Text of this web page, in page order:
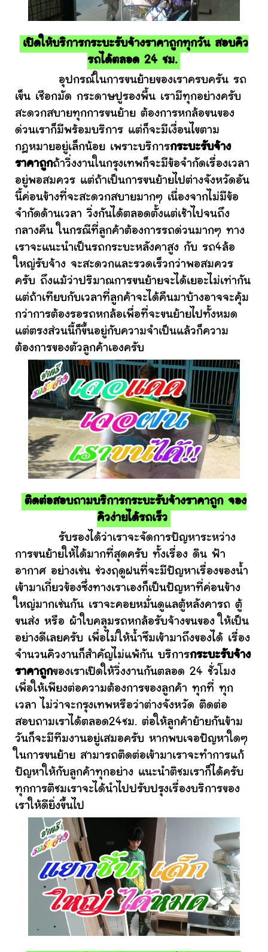
เปิดให้บริการกระบะรับจ้างราคาถูกทุกวัน สอบคิว
รถได้ตลอด 24 ชม.
อุปกรณ์ในการขนย้ายของเราครบครัน รถ
เข็น เชือกมัด กระดาษปูรองพื้น เรามีทุกอย่างครับ
สะดวกสบายทุกการขนย้าย ต้องการหกล้อขนของ
ด่วนเราก็มีพร้อมบริการ แต่ก็จะมีเงื่อนไขตาม
กฎหมายอยู่เล็กน้อย เพราะบริการกระบะรับจ้าง
ราคาถูกถ้าวิ่งงานในกรุงเทพก็จะมีข้อจำกัดเรื่องเวลา
อยู่พอสมควร แต่ถ้าเป็นการขนย้ายไปต่างจังหวัดอัน
นี้ค่อนข้างที่จะสะดวกสบายมากๆ เนื่องจากไม่มีข้อ
จำกัดด้านเวลา วิ่งกันได้ตลอดตั้งแต่เช้าไปจนถึง
กลางคืน ในกรณีที่ลูกค้าต้องการรถด่วนมากๆ ทาง
เราจะแนะนำเป็นรถกระบะหลังคาสูง กับ รถ4ล้อ
ใหญ่รับจ้าง จะสะดวกและรวดเร็วกว่าพอสมควร
ครับ ถึงแม้ว่าปริมาณการขนย้ายจะได้เยอะไม่เท่ากัน
แต่ถ้าเทียบกับเวลาที่ลูกค้าจะได้คืนมาบ้างอาจจะคุ้ม
กว่าการต้องรอรถหกล้อเพื่อที่จะขนย้ายไปทั้งหมด
แต่ตรงส่วนนี้ก็ขึ้นอยู่กับความจำเป็นแล้วก็ความ
ต้องการของตัวลูกค้าเองครับ
ติดต่อสอบถามบริการกระบะรับจ้างราคาถูก จอง
คิวง่ายได้รถเร็ว
รับรองได้ว่าเราจะจัดการปัญหาระหว่าง
การขนย้ายให้ได้มากที่สุดครับ ทั้งเรื่อง ดิน ฟ้า
อากาศ อย่างเช่น ช่วงฤดูฝนที่จะมีปัญหาเรื่องของน้ำ
เข้ามาเกี่ยวข้องซึ่งทางเราเองก็เป็นปัญหาที่ค่อนข้าง
ใหญ่มากเช่นกัน เราจะคอยหมั่นดูแลตู้หลังคารถ ตู้
ขนส่ง หรือ ผ้าใบคลุมรถหกล้อรับจ้างขนของ ให้เป็น
อย่างดีเลยครับ เพื่อไม่ให้น้ำซึมเข้ามาถึงของได้ เรื่อง
จำนวนคิวงานก็สำคัญไม่แพ้กัน บริการกระบะรับจ้าง
ราคาถูกของเราเปิดให้วิ่งงานกันตลอด 24 ชั่วโมง
เพื่อให้เพียงต่อความต้องการของลูกค้า ทุกที่ ทุก
เวลา ไม่ว่าจะกรุงเทพหรือว่าต่างจังหวัด ติดต่อ
สอบถามเราได้ตลอด24ชม. ต่อให้ลูกค้าย้ายกันข้าม
วันก็จะมีทีมงานอยู่เสมอครับ หากพบเจอปัญหาใดๆ
ในการขนย้าย สามารถติดต่อเข้ามาเราจะทำการแก้
ปัญหาให้กับลูกค้าทุกอย่าง แนะนำติชมเราก็ได้ครับ
ทุกการติชมเราจะได้นำไปปรับปรุงเรื่องบริการของ
เราให้ดียิ่งขึ้นไป